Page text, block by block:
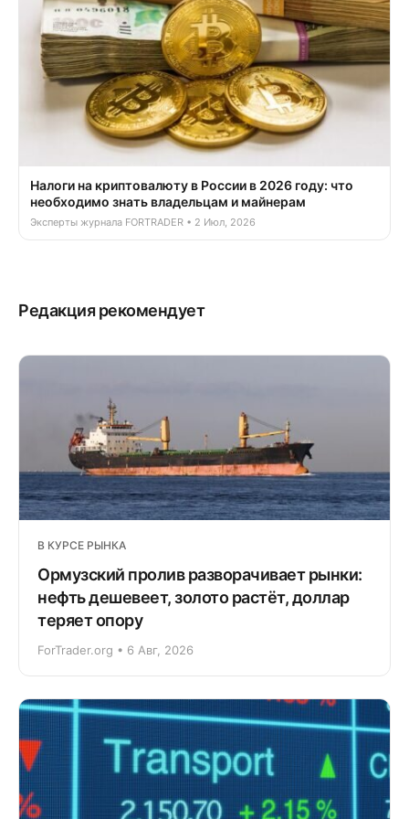
Налоги на криптовалюту в России в 2026 году: что
необходимо знать владельцам и майнерам
Эксперты журнала FORTRADER • 2 Июл, 2026
Редакция рекомендует
В КУРСЕ РЫНКА
Ормузский пролив разворачивает рынки:
нефть дешевеет, золото растёт, доллар
теряет опору
ForTrader.org • 6 Авг, 2026